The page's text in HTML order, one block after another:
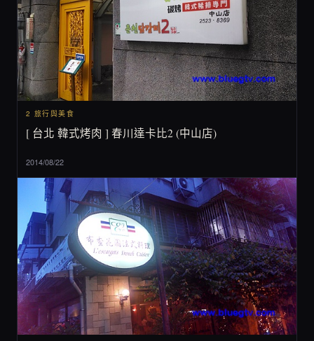
2 旅行與美食
[ 台北 韓式烤肉 ] 春川達卡比2 (中山店)
2014/08/22